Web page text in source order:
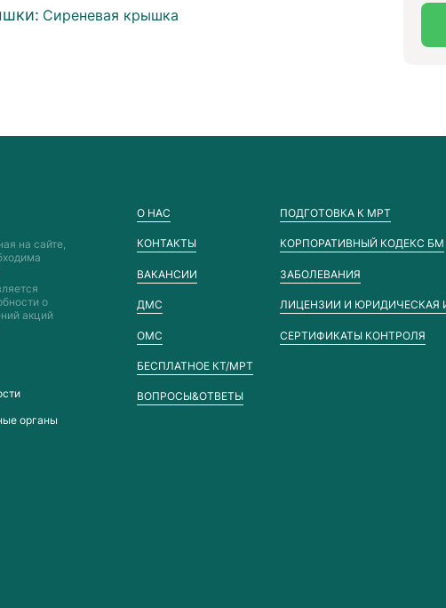
Сиреневая крышка
на сайте,
о
акций
органы
О НАС
КОНТАКТЫ
ВАКАНСИИ
ДМС
ОМС
БЕСПЛАТНОЕ КТ/МРТ
ВОПРОСЫ&ОТВЕТЫ
ПОДГОТОВКА К МРТ
КОРПОРАТИВНЫЙ КОДЕКС БМ
ЗАБОЛЕВАНИЯ
ЛИЦЕНЗИИ И ЮРИДИЧЕСКАЯ
СЕРТИФИКАТЫ КОНТРОЛЯ